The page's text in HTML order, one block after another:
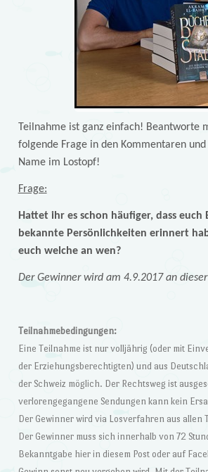
Teilnahme ist ganz einfach! Beantworte
folgende Frage in den Kommentaren
Name im Lostopf!
Frage:
Hattet ihr es schon häufiger, dass euch
bekannte Persönlichkeiten erinnert
euch welche an wen?
Der Gewinner wird am 4.9.2017 an
Teilnahmebedingungen:
Eine Teilnahme ist nur volljährig (oder mit
der Erziehungsberechtigten) und aus
der Schweiz möglich. Der Rechtsweg ist
verlorengegangene Sendungen kann kein
Der Gewinner wird via Losverfahren aus allen
Der Gewinner muss sich innerhalb von 72
Bekanntgabe hier in diesem Post oder auf